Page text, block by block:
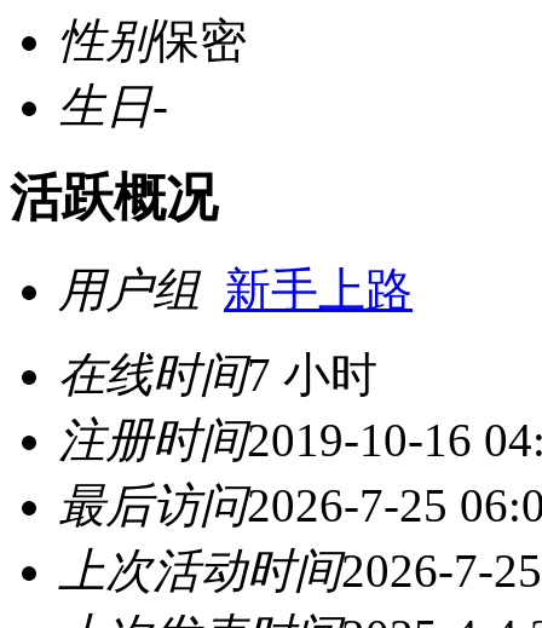
性别保密
生日-
活跃概况
用户组 新手上路
在线时间7 小时
注册时间2019-10-16
最后访问2026-7-25
上次活动时间2026-7-